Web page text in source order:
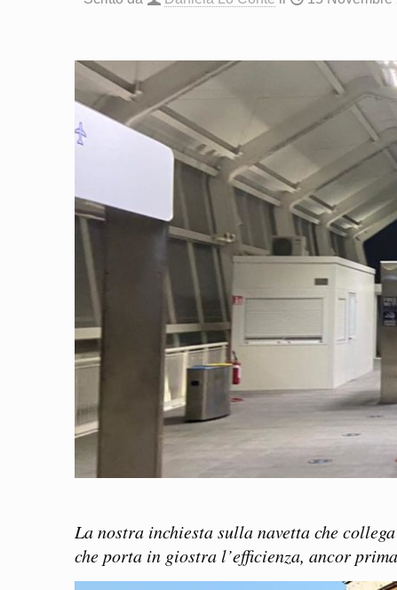
La nostra inchiesta sulla navetta che
che porta in giostra l’efficienza, ancor